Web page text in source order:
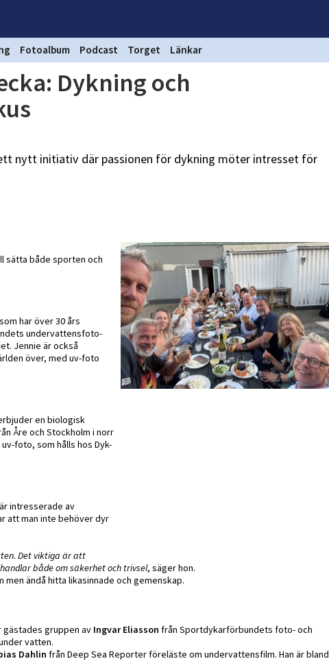
Fotoalbum Podcast Torget Länkar
Dykning och
nytt initiativ där passionen för dykning möter intresset för
sätta både sporten och
har över 30 års
undervattensfoto-
Jennie är också
över, med uv-foto
en biologisk
Åre och Stockholm i norr
foto, som hålls hos Dyk-
intresserade av
att man inte behöver dyr
Det viktiga är att
både om säkerhet och trivsel, säger hon.
ändå hitta likasinnade och gemenskap.
gästades gruppen av Ingvar Eliasson från Sportdykarförbundets foto- och
vatten.
Dahlin från Deep Sea Reporter föreläste om undervattensfilm. Han är bland